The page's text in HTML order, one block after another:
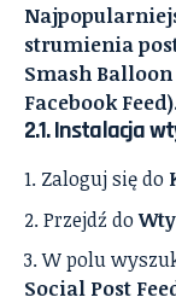
strumienia
Smash
Facebook
2.1. Instalacja
Zaloguj się do
Przejdź do
W polu
Social Post